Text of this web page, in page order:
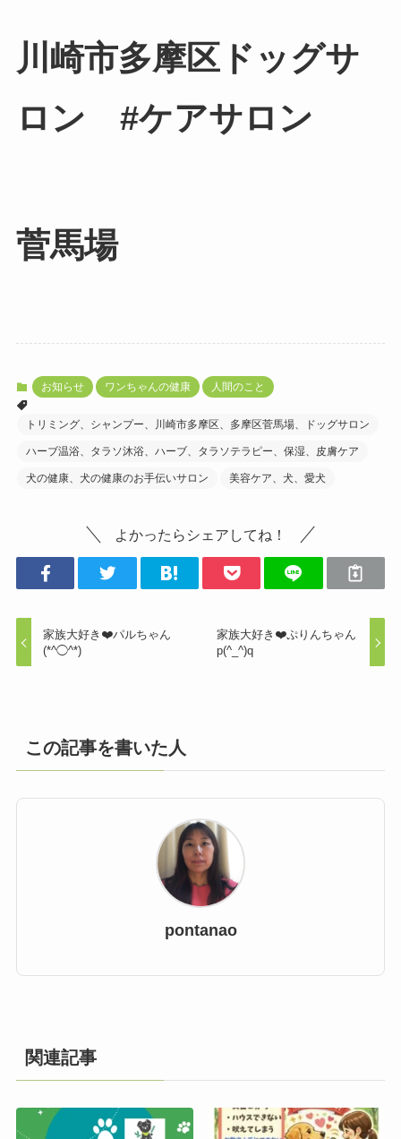
川崎市多摩区ドッグサ
ロン #ケアサロン
菅馬場
お知らせ ワンちゃんの健康 人間のこと
トリミング、シャンプー、川崎市多摩区、多摩区菅馬場、ドッグサロン
ハーブ温浴、タラソ沐浴、ハーブ、タラソテラピー、保湿、皮膚ケア
犬の健康、犬の健康のお手伝いサロン 美容ケア、犬、愛犬
よかったらシェアしてね！
家族大好き❤️パルちゃん
(*^◯^*)
家族大好き❤️ぷりんちゃん
p(^_^)q
この記事を書いた人
pontanao
関連記事